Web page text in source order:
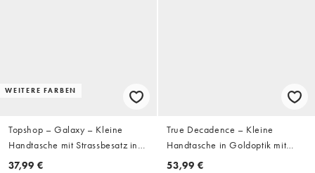
WEITERE FARBEN
Topshop – Galaxy – Kleine
Handtasche mit Strassbesatz in
Marineblau
37,99 €
True Decadence – Kleine
Handtasche in Goldoptik mit
Verzierung
53,99 €